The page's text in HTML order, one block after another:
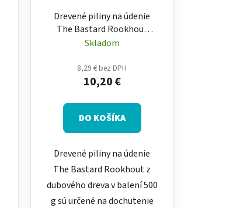
Drevené piliny na údenie
The Bastard Rookhout
dub 500 g – štiepka do
Skladom
8,29 € bez DPH
10,20 €
DO KOŠÍKA
Drevené piliny na údenie
The Bastard Rookhout z
dubového dreva v balení 500
g sú určené na dochutenie